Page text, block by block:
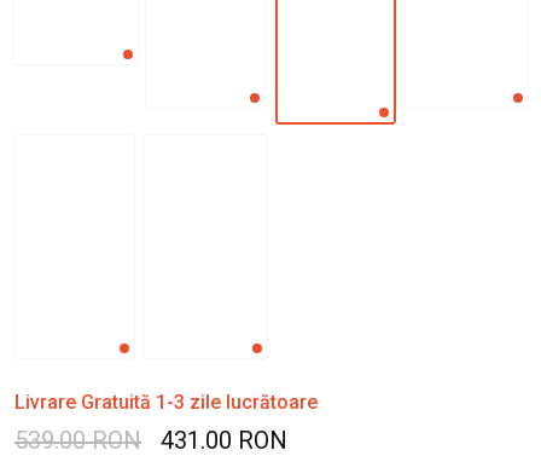
Livrare Gratuită 1-3 zile lucrătoare
539.00 RON 431.00 RON